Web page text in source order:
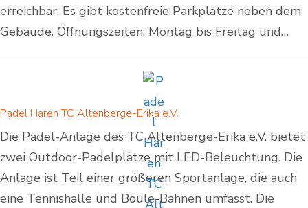
erreichbar. Es gibt kostenfreie Parkplätze neben dem
Gebäude. Öffnungszeiten: Montag bis Freitag und…
Padel Haren TC Altenberge-Erika e.V.
Die Padel-Anlage des TC Altenberge-Erika e.V. bietet
zwei Outdoor-Padelplätze mit LED-Beleuchtung. Die
Anlage ist Teil einer größeren Sportanlage, die auch
eine Tennishalle und Boule-Bahnen umfasst. Die